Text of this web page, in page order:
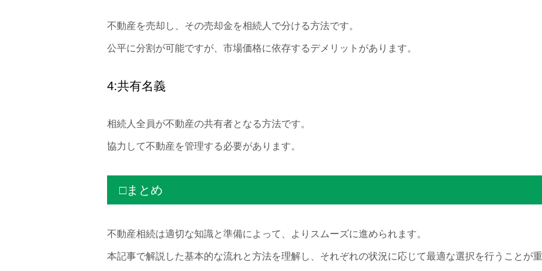
不動産を売却し、その売却金を相続人で分ける方法です。
公平に分割が可能ですが、市場価格に依存するデメリットがあります。
4:共有名義
相続人全員が不動産の共有者となる方法です。
協力して不動産を管理する必要があります。
□まとめ
不動産相続は適切な知識と準備によって、よりスムーズに進められます。
本記事で解説した基本的な流れと方法を理解し、それぞれの状況に応じて最適な選択を行うことが重